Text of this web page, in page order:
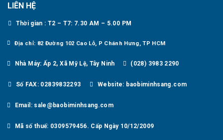
LIÊN HỆ
Thời gian : T2 – T7: 7.30 AM – 5.00 PM
Địa chỉ: 82 Đường 102 Cao Lỗ, P Chánh Hưng, TP HCM
Nhà Máy: Ấp 2, Xã Mỹ Lệ, Tây Ninh (028) 3983 2290
Số FAX: 02839832293 Website: baobiminhsang.com
Email: sale@baobiminhsang.com
Mã số thuế: 0309579456. Cấp Ngày 10/12/2009